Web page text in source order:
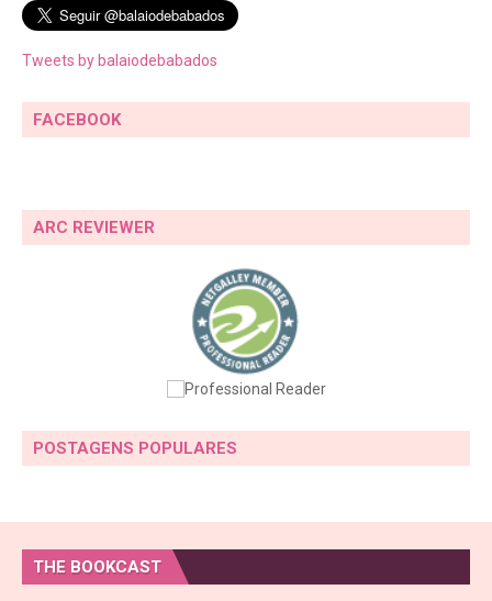
Tweets by balaiodebabados
FACEBOOK
ARC REVIEWER
POSTAGENS POPULARES
THE BOOKCAST